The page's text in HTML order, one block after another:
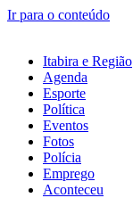
Ir para o conteúdo
Itabira e Região
Agenda
Esporte
Política
Eventos
Fotos
Polícia
Emprego
Aconteceu